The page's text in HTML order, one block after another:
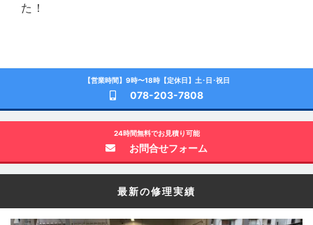
た！
【営業時間】9時〜18時【定休日】土･日･祝日
078-203-7808
24時間無料でお見積り可能
お問合せフォーム
最新の修理実績